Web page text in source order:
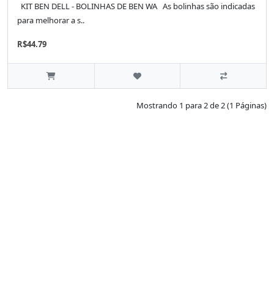
KIT BEN DELL - BOLINHAS DE BEN WA As bolinhas são indicadas
para melhorar a s..
R$44.79
Mostrando 1 para 2 de 2 (1 Páginas)